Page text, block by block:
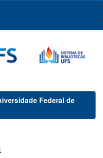
Federal de